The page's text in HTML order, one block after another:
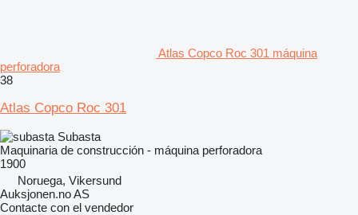
Atlas Copco Roc 301 máquina
perforadora
38
Atlas Copco Roc 301
Subasta
Maquinaria de construcción - máquina perforadora
1900
Noruega, Vikersund
Auksjonen.no AS
Contacte con el vendedor